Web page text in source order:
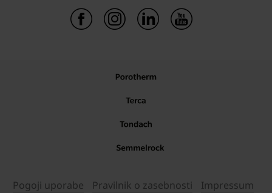
Pogoji uporabe Pravilnik o zasebnosti Impressum